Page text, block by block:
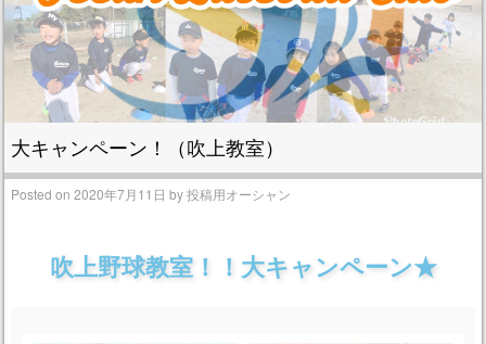
大キャンペーン！（吹上教室）
Posted on2020年7月11日 by投稿用オーシャン
吹上野球教室！！大キャンペーン★